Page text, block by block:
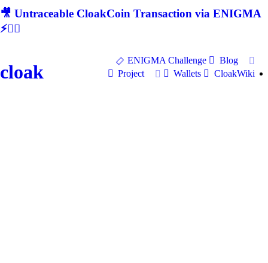
🎥 Untraceable CloakCoin Transaction via ENIGMA
⚡🕵‍♂
cloak
ENIGMA Challenge
Blog
Project
Wallets CloakWiki